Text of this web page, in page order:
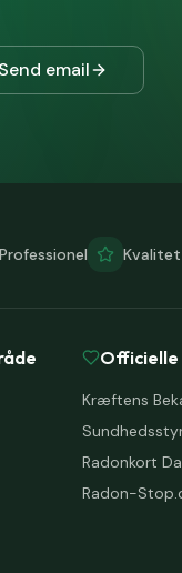
Send email
Professionel Kvalitet
Kræftens
Radonkort
Radon-